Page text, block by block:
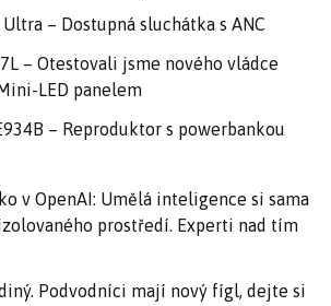
Ultra – Dostupná sluchátka s ANC
– Otestovali jsme nového vládce
LED panelem
– Reproduktor s powerbankou
v OpenAI: Umělá inteligence si sama
prostředí. Experti nad tím
Podvodníci mají nový fígl, dejte si